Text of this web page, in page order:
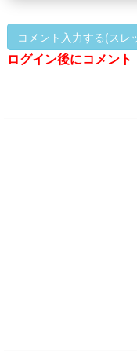
コメント入力する(スレ
ログイン後にコメン